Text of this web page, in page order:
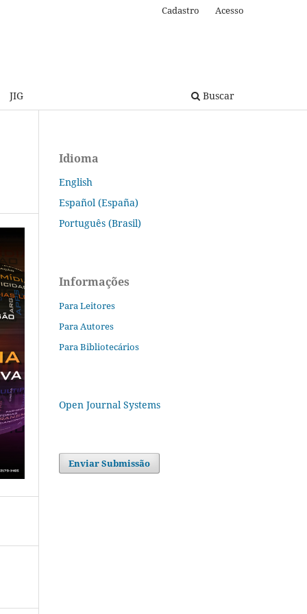
JIG Buscar
Cadastro Acesso
Idioma
English
Español (España)
Português (Brasil)
Informações
Para Leitores
Para Autores
Para Bibliotecários
Open Journal Systems
Enviar Submissão